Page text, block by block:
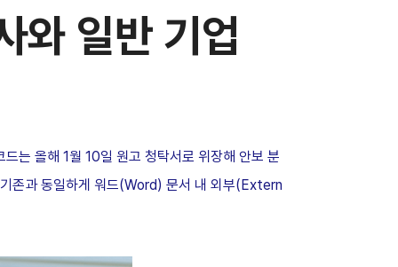
와 일반 기업
드는 올해 1월 10일 원고 청탁서로 위장해 안보 분
기존과 동일하게 워드(Word) 문서 내 외부(Extern